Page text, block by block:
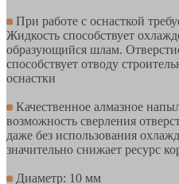
При работе с оснасткой
Жидкость способствует
образующийся шлам.
способствует отводу
оснастки
Качественное алмазное
возможность сверления
даже без использования
значительно снижает ресурс
Диаметр: 10 мм